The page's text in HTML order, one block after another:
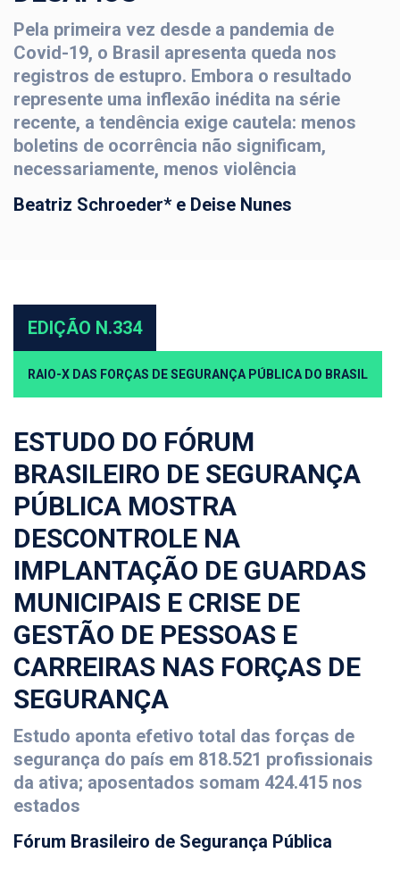
Pela primeira vez desde a pandemia de
Covid-19, o Brasil apresenta queda nos
registros de estupro. Embora o resultado
represente uma inflexão inédita na série
recente, a tendência exige cautela: menos
boletins de ocorrência não significam,
necessariamente, menos violência
Beatriz Schroeder* e Deise Nunes
EDIÇÃO N.334
RAIO-X DAS FORÇAS DE SEGURANÇA PÚBLICA DO BRASIL
ESTUDO DO FÓRUM
BRASILEIRO DE SEGURANÇA
PÚBLICA MOSTRA
DESCONTROLE NA
IMPLANTAÇÃO DE GUARDAS
MUNICIPAIS E CRISE DE
GESTÃO DE PESSOAS E
CARREIRAS NAS FORÇAS DE
SEGURANÇA
Estudo aponta efetivo total das forças de
segurança do país em 818.521 profissionais
da ativa; aposentados somam 424.415 nos
estados
Fórum Brasileiro de Segurança Pública